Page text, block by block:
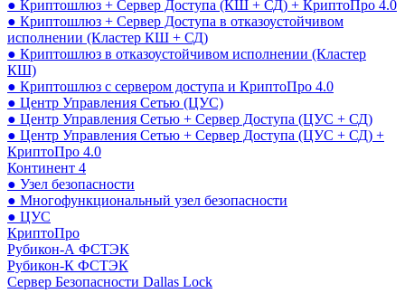
● Криптошлюз + Сервер Доступа (КШ + СД) + КриптоПро 4.0
● Криптошлюз + Сервер Доступа в отказоустойчивом
исполнении (Кластер КШ + СД)
● Криптошлюз в отказоустойчивом исполнении (Кластер
КШ)
● Криптошлюз с сервером доступа и КриптоПро 4.0
● Центр Управления Сетью (ЦУС)
● Центр Управления Сетью + Сервер Доступа (ЦУС + СД)
● Центр Управления Сетью + Сервер Доступа (ЦУС + СД) +
КриптоПро 4.0
Континент 4
● Узел безопасности
● Многофункциональный узел безопасности
● ЦУС
КриптоПро
Рубикон-А ФСТЭК
Рубикон-К ФСТЭК
Сервер Безопасности Dallas Lock